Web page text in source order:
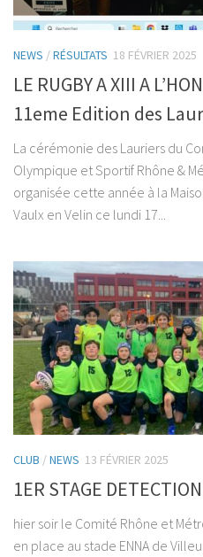
NEWS /RÉSULTATS 18 FÉVRIER 2025
LE RUGBY A XIII A
11eme Edition des
La cérémonie des Lauriers du
Olympique et Sportif Rhône &
organisée cette année à la
Vaulx en Velin ce lundi 17...
CLUB /NEWS 13 FÉVRIER 2025
1ER STAGE
hier soir le Comité Rhône et
en place au stade ENNA de